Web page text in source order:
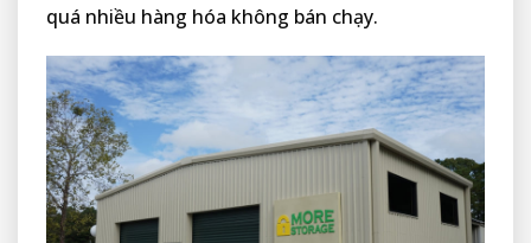
quá nhiều hàng hóa không bán chạy.